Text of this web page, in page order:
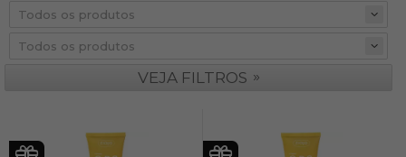
VEJA FILTROS »